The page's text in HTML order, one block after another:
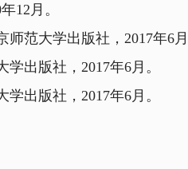
12月。
范大学出版社，2017年6月
出版社，2017年6月。
出版社，2017年6月。